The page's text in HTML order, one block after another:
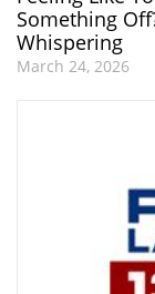
Something
Whispering
March 24, 2026